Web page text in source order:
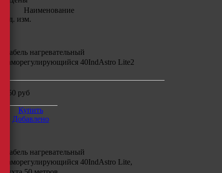
Наименование
Ед. изм.
Кабель нагревательный
саморегулирующийся 40IndAstro Lite2
250 руб
Купить
Добавлено
Кабель нагревательный
саморегулирующийся 40IndAstro Lite,